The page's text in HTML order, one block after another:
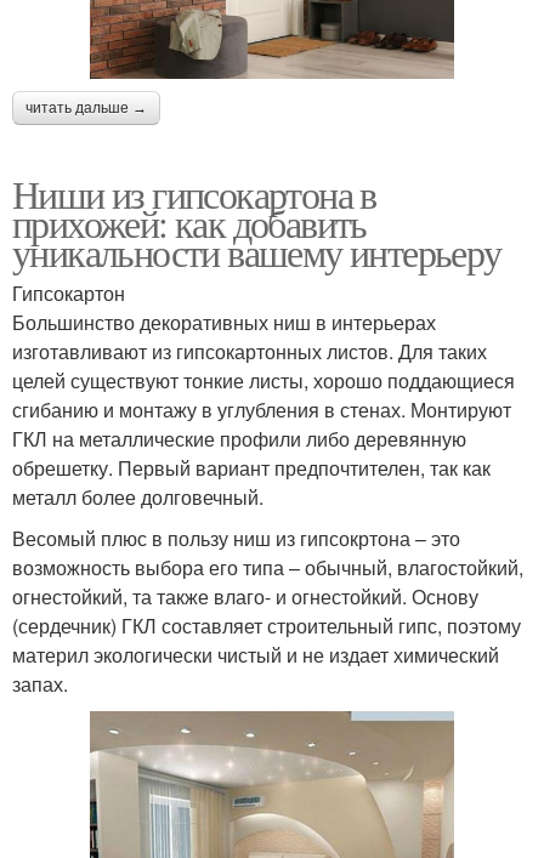
читать дальше →
Ниши из гипсокартона в
прихожей: как добавить
уникальности вашему интерьеру
Гипсокартон
Большинство декоративных ниш в интерьерах
изготавливают из гипсокартонных листов. Для таких
целей существуют тонкие листы, хорошо поддающиеся
сгибанию и монтажу в углубления в стенах. Монтируют
ГКЛ на металлические профили либо деревянную
обрешетку. Первый вариант предпочтителен, так как
металл более долговечный.
Весомый плюс в пользу ниш из гипсокртона – это
возможность выбора его типа – обычный, влагостойкий,
огнестойкий, та также влаго- и огнестойкий. Основу
(сердечник) ГКЛ составляет строительный гипс, поэтому
материл экологически чистый и не издает химический
запах.